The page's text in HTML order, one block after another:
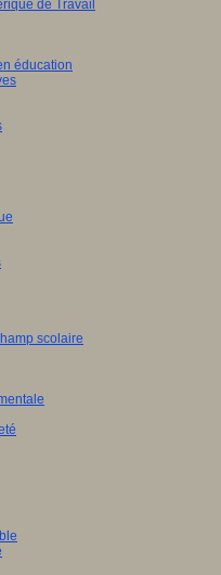
de Travail
éducation
scolaire